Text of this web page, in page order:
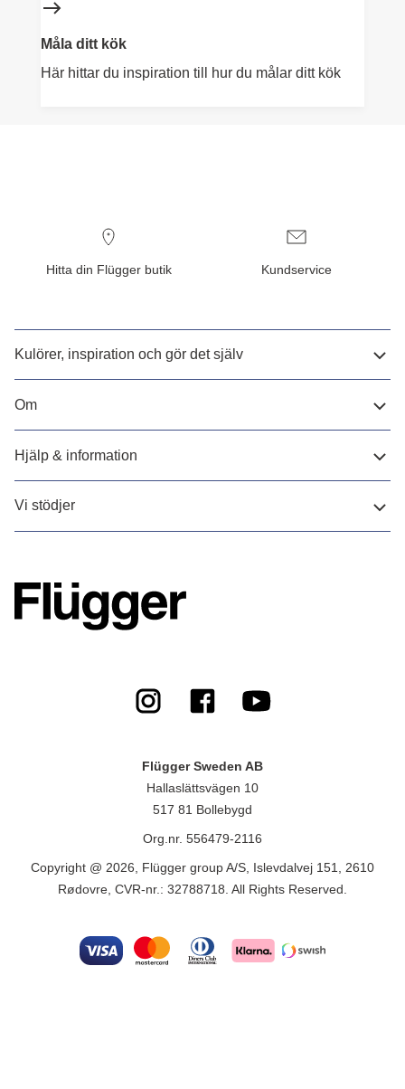
Måla ditt kök
Här hittar du inspiration till hur du målar ditt kök
Hitta din Flügger butik Kundservice
Kulörer, inspiration och gör det själv
Om
Hjälp & information
Vi stödjer
Flügger Sweden AB
Hallaslättsvägen 10
517 81 Bollebygd
Org.nr. 556479-2116
Copyright @ 2026, Flügger group A/S, Islevdalvej 151, 2610
Rødovre, CVR-nr.: 32788718. All Rights Reserved.